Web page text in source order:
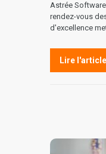
Astrée
rendez-vous
d'excellence
Lire l'article